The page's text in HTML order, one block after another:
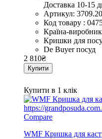
Доставка 10-15
Артикул: 3709.20
Код товару :
Країна-
Кришки для
De Buyer посуд
2 810₴
Купити
Купити в 1 клік
Compare
WMF Кришка для